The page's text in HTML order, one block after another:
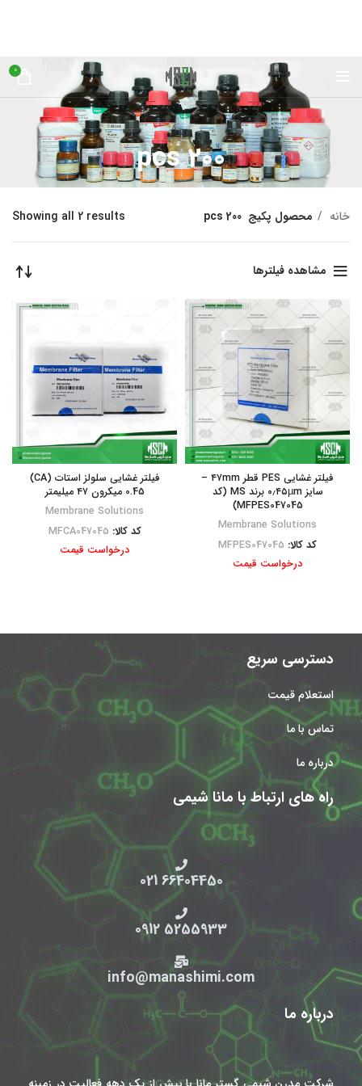
0
200 pcs
خانه محصول پکیج 200 pcs
Showing all 2 results
مشاهده فیلترها
فیلتر غشایی PES قطر ۴۷mm –
سایز ۰٫۴۵µm برند MS (کد
MFPES047045)
Membrane Solutions
کد کالا: MFPES047045
درخواست قیمت
فیلتر غشایی سلولز استات (CA)
0.45 میکرون ۴۷ میلیمتر
Membrane Solutions
کد کالا: MFCA047045
درخواست قیمت
دسترسی سریع
استعلام قیمت
تماس با ما
درباره ما
راه های ارتباط با مانا شیمی
66404450 021
5255933 0912
info@manashimi.com
درباره ما